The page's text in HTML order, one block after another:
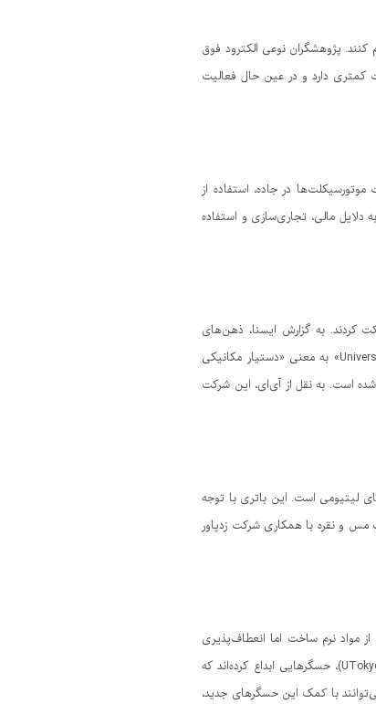
پژوهشگران نوعی الکترود فوق
کمتری دارد و در عین حال فعالیت
در جاده، استفاده از
دلایل مالی، تجاری‌سازی و استفاده
کردند. به گزارش ایسنا، ذهن‌های
درخشان مهندسی از غول‌های فناوری برای یک سرمایه‌گذاری جدید با هم همکاری می‌کنند. شرکت «UMA» یا «Universal Mechanical Assistant» به معنی «دستیار مکانیکی
است. به نقل از آی‌ای، این شرکت
لیتیومی است. این باتری با توجه
مس و نقره با همکاری شرکت زدپاور
از مواد نرم ساخت اما انعطاف‌پذیری
چنین ربات‌هایی محدود به استفاده از حسگرهای سفت و سختی است که برای کنترل آنها ضروری هستند. پژوهشگران "دانشگاه توکیو" (UTokyo)، حسگرهایی ابداع کرده‌اند که
با کمک این حسگرهای جدید،